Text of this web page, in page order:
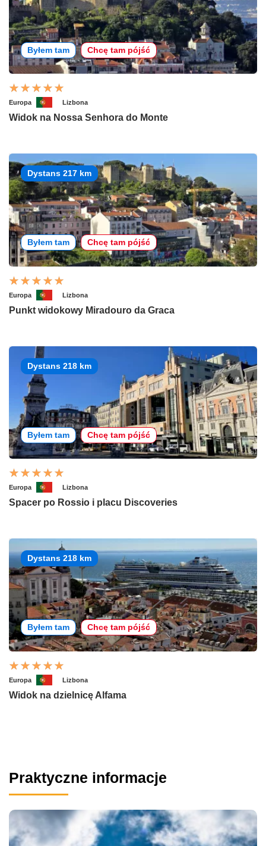
Byłem tam Chcę tam pójść
Europa Lizbona
Widok na Nossa Senhora do Monte
Dystans 217 km
Byłem tam Chcę tam pójść
Europa Lizbona
Punkt widokowy Miradouro da Graca
Dystans 218 km
Byłem tam Chcę tam pójść
Europa Lizbona
Spacer po Rossio i placu Discoveries
Dystans 218 km
Byłem tam Chcę tam pójść
Europa Lizbona
Widok na dzielnicę Alfama
Praktyczne informacje